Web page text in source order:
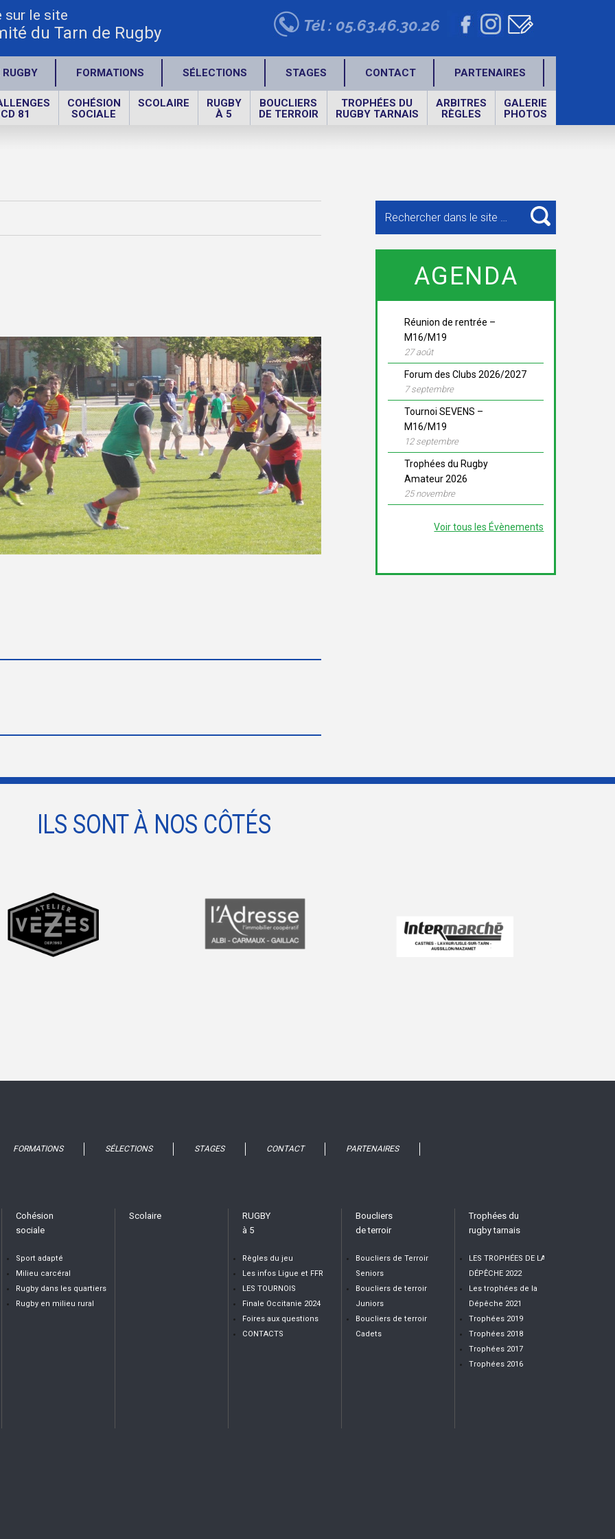
sur le site
du Tarn de Rugby Tél : 05.63.46.30.26
RUGBY FORMATIONS SÉLECTIONS STAGES CONTACT PARTENAIRES
CD 81
COHÉSION
SOCIALE
SCOLAIRE
RUGBY
À 5
BOUCLIERS
DE TERROIR
TROPHÉES DU
RUGBY TARNAIS
ARBITRES
RÈGLES
GALERIE
PHOTOS
pour
:
RECHERCHE
AGENDA
Réunion de rentrée –
M16/M19
27 août
Forum des Clubs 2026/2027
7 septembre
Tournoi SEVENS –
M16/M19
12 septembre
Trophées du Rugby
Amateur 2026
25 novembre
Voir tous les Évènements
ILS SONT À NOS CÔTÉS
FORMATIONS SÉLECTIONS STAGES CONTACT PARTENAIRES
Cohésion
sociale
Sport adapté
Milieu carcéral
Rugby dans les quartiers
Rugby en milieu rural
Scolaire
RUGBY
à 5
Règles du jeu
Les infos Ligue et FFR
LES TOURNOIS
Finale Occitanie 2024
Foires aux questions
CONTACTS
Boucliers
de terroir
Boucliers de Terroir
Seniors
Boucliers de terroir
Juniors
Boucliers de terroir
Cadets
Trophées du
rugby tarnais
LES TROPHÉES DE LA
DÉPÊCHE 2022
Les trophées de la
Dépêche 2021
Trophées 2019
Trophées 2018
Trophées 2017
Trophées 2016